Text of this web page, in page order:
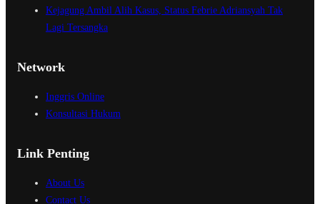
Kejagung Ambil Alih Kasus, Status Febrie Adriansyah Tak
Lagi Tersangka
Network
Inggris Online
Konsultasi Hukum
Link Penting
About Us
Contact Us